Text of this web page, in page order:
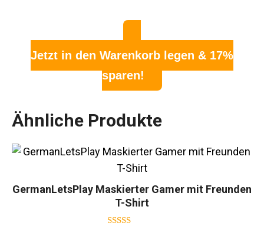
Jetzt in den Warenkorb legen & 17%
sparen!
Ähnliche Produkte
GermanLetsPlay Maskierter Gamer mit Freunden
T-Shirt